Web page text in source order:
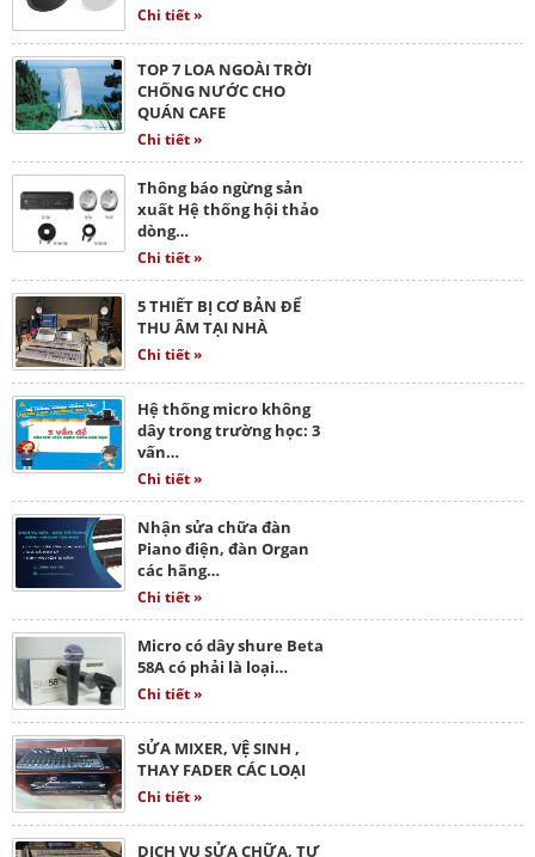
Chi tiết »
TOP 7 LOA NGOÀI TRỜI
CHỐNG NƯỚC CHO
QUÁN CAFE
Chi tiết »
Thông báo ngừng sản
xuất Hệ thống hội thảo
dòng…
Chi tiết »
5 THIẾT BỊ CƠ BẢN ĐỂ
THU ÂM TẠI NHÀ
Chi tiết »
Hệ thống micro không
dây trong trường học: 3
vấn…
Chi tiết »
Nhận sửa chữa đàn
Piano điện, đàn Organ
các hãng…
Chi tiết »
Micro có dây shure Beta
58A có phải là loại…
Chi tiết »
SỬA MIXER, VỆ SINH ,
THAY FADER CÁC LOẠI
Chi tiết »
DỊCH VỤ SỬA CHỮA, TƯ